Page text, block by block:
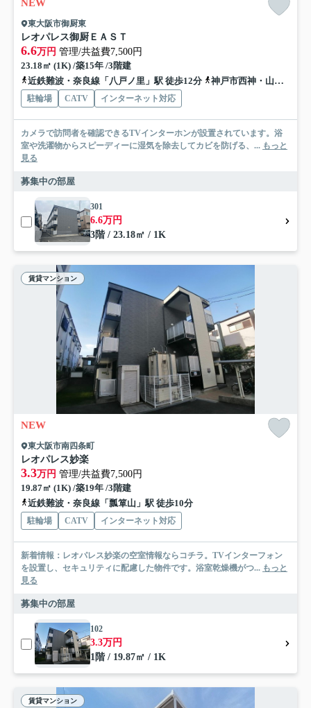
NEW
東大阪市御厨東
レオパレス御厨ＥＡＳＴ
6.6万円 管理/共益費7,500円
23.18㎡ (1K) /築15年 /3階建
近鉄難波・奈良線「八戸ノ里」駅 徒歩12分
神戸市西神・山手線「長田」駅 徒歩14分
駐輪場 CATV インターネット対応
カメラで訪問者を確認できるTVインターホンが設置されています。浴
室や洗濯物からスピーディーに湿気を除去してカビを防げる、... もっと
見る
募集中の部屋
301
6.6万円
3階 / 23.18㎡ / 1K
賃貸マンション
NEW
東大阪市南四条町
レオパレス妙楽
3.3万円 管理/共益費7,500円
19.87㎡ (1K) /築19年 /3階建
近鉄難波・奈良線「瓢箪山」駅 徒歩10分
駐輪場 CATV インターネット対応
新着情報：レオパレス妙楽の空室情報ならコチラ。TVインターフォン
を設置し、セキュリティに配慮した物件です。浴室乾燥機がつ... もっと
見る
募集中の部屋
102
3.3万円
1階 / 19.87㎡ / 1K
賃貸マンション